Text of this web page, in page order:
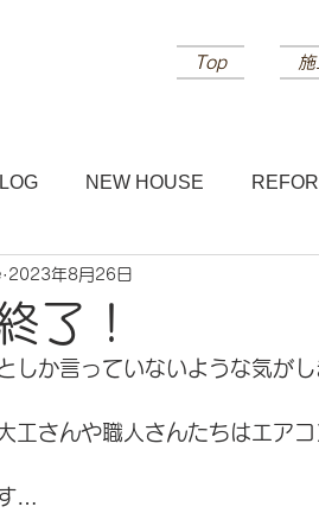
Top
NEW HOUSE
了！
2023年8月26日
しか言っていないような気が
工さんや職人さんたちはエア
…